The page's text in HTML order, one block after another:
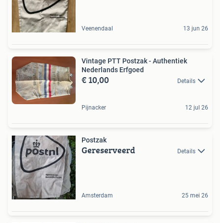
Veenendaal 13 jun 26
Vintage PTT Postzak - Authentiek
Nederlands Erfgoed
€ 10,00 Details
Pijnacker 12 jul 26
Postzak
Gereserveerd Details
Amsterdam 25 mei 26